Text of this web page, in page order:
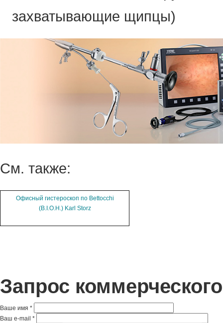
захватывающие щипцы)
См. также:
Офисный гистероскоп по Bettocchi
(B.I.O.H.) Karl Storz
Запрос
Ваше имя *
Ваш e-mail *